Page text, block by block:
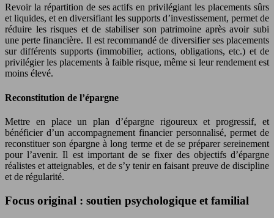
Revoir la répartition de ses actifs en privilégiant les placements sûrs
et liquides, et en diversifiant les supports d’investissement, permet de
réduire les risques et de stabiliser son patrimoine après avoir subi
une perte financière. Il est recommandé de diversifier ses placements
sur différents supports (immobilier, actions, obligations, etc.) et de
privilégier les placements à faible risque, même si leur rendement est
moins élevé.
Reconstitution de l’épargne
Mettre en place un plan d’épargne rigoureux et progressif, et
bénéficier d’un accompagnement financier personnalisé, permet de
reconstituer son épargne à long terme et de se préparer sereinement
pour l’avenir. Il est important de se fixer des objectifs d’épargne
réalistes et atteignables, et de s’y tenir en faisant preuve de discipline
et de régularité.
Focus original : soutien psychologique et familial